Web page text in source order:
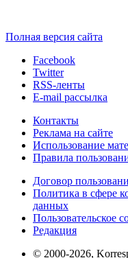
Полная версия сайта
Facebook
Twitter
RSS-ленты
E-mail рассылка
Контакты
Реклама на сайте
Использование
Правила
Договор
Политика в сфере
данных
Пользовательское
Редакция
© 2000-2026,